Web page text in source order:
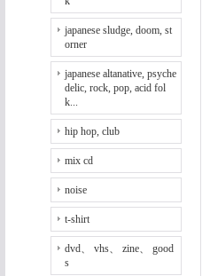
japanese sludge, doom, st
orner
japanese altanative, psyche
delic, rock, pop, acid fol
k...
hip hop, club
mix cd
noise
t-shirt
dvd、 vhs、 zine、 good
s